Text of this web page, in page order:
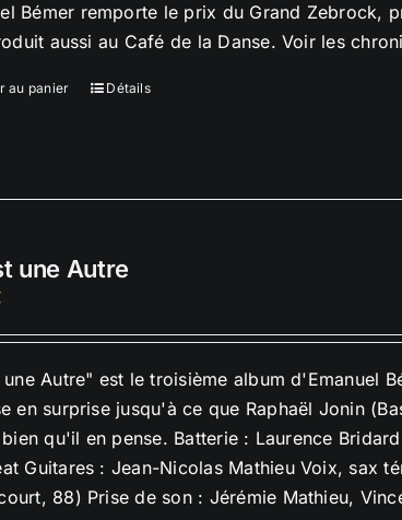
Bémer remporte le prix du Grand Zebrock,
aussi au Café de la Danse. Voir les
au panier Détails
une Autre
une Autre" est le troisième album d'Emanuel
en surprise jusqu'à ce que Raphaël Jonin
qu'il en pense. Batterie : Laurence
Guitares : Jean-Nicolas Mathieu Voix, sax
88) Prise de son : Jérémie Mathieu,